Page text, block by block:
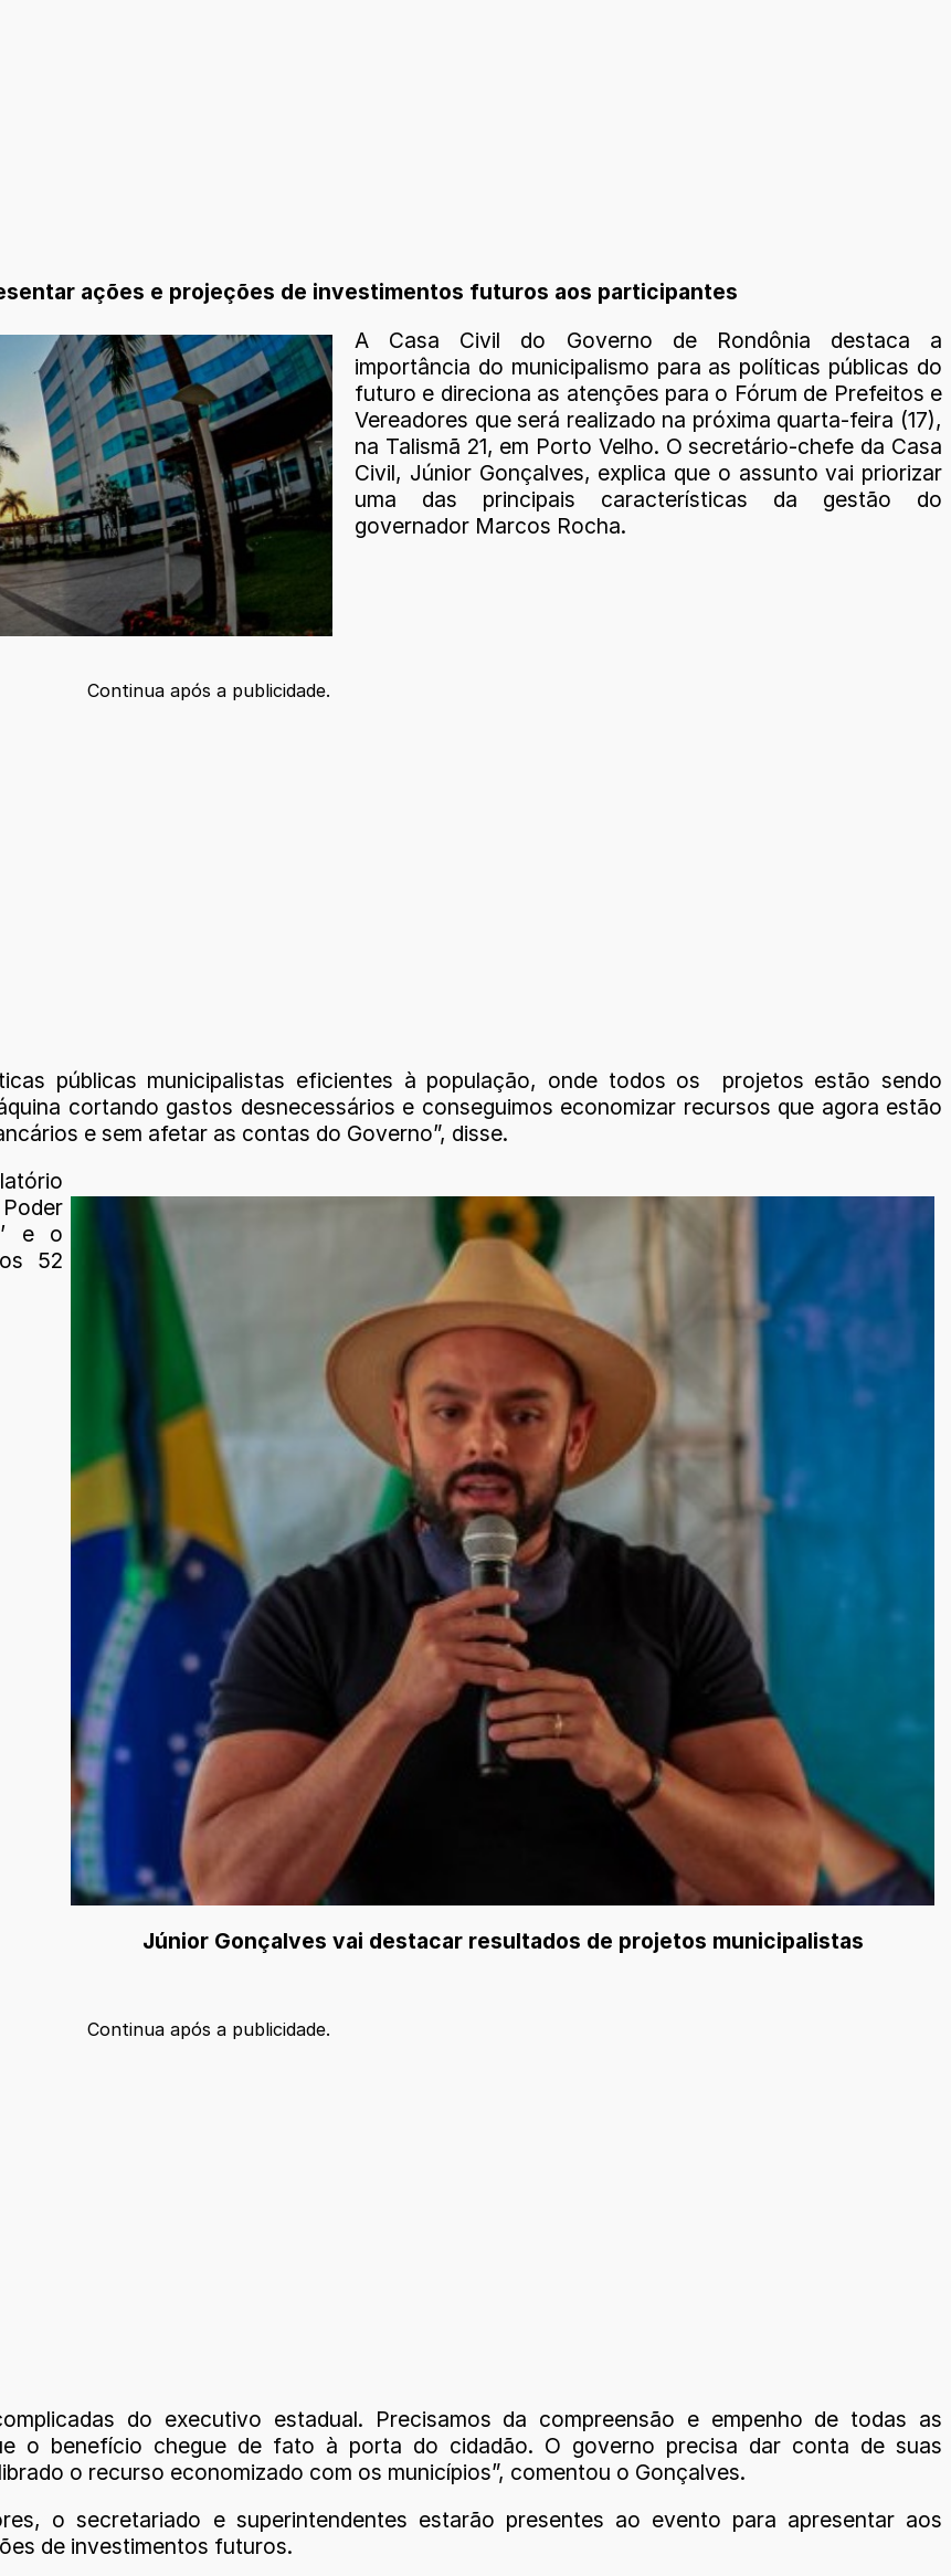
ações e projeções de investimentos futuros aos participantes
A Casa Civil do Governo de Rondônia destaca a
importância do municipalismo para as políticas públicas do
futuro e direciona as atenções para o Fórum de Prefeitos e
Vereadores que será realizado na próxima quarta-feira (17),
na Talismã 21, em Porto Velho. O secretário-chefe da Casa
Civil, Júnior Gonçalves, explica que o assunto vai priorizar
uma das principais características da gestão do
governador Marcos Rocha.
Continua após a publicidade.
públicas municipalistas eficientes à população, onde todos os projetos estão sendo
cortando gastos desnecessários e conseguimos economizar recursos que agora estão
e sem afetar as contas do Governo”, disse.
Júnior Gonçalves vai destacar resultados de projetos municipalistas
e o
52
Continua após a publicidade.
do executivo estadual. Precisamos da compreensão e empenho de todas as
o benefício chegue de fato à porta do cidadão. O governo precisa dar conta de suas
o recurso economizado com os municípios”, comentou o Gonçalves.
o secretariado e superintendentes estarão presentes ao evento para apresentar aos
de investimentos futuros.